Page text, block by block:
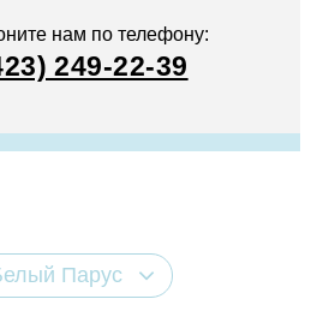
нам по телефону:
249-22-39
Парус